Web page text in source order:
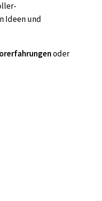
Ideen und
oder